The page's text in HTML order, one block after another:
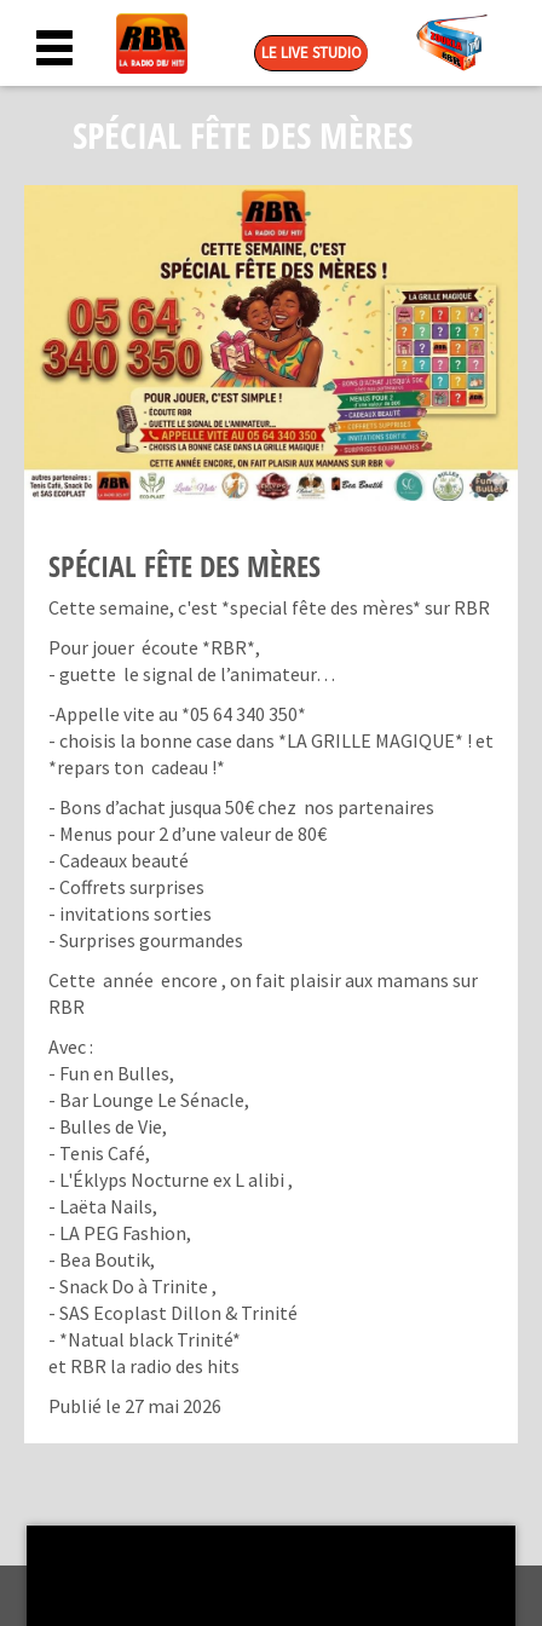
LE LIVE STUDIO
SPÉCIAL FÊTE DES MÈRES
SPÉCIAL FÊTE DES MÈRES
Cette semaine, c'est *special fête des mères* sur RBR
Pour jouer écoute *RBR*,
- guette le signal de l’animateur…
-Appelle vite au *05 64 340 350*
- choisis la bonne case dans *LA GRILLE MAGIQUE* ! et
*repars ton cadeau !*
- Bons d’achat jusqua 50€ chez nos partenaires
- Menus pour 2 d’une valeur de 80€
- Cadeaux beauté
- Coffrets surprises
- invitations sorties
- Surprises gourmandes
Cette année encore , on fait plaisir aux mamans sur
RBR
Avec :
- Fun en Bulles,
- Bar Lounge Le Sénacle,
- Bulles de Vie,
- Tenis Café,
- L'Éklyps Nocturne ex L alibi ,
- Laëta Nails,
- LA PEG Fashion,
- Bea Boutik,
- Snack Do à Trinite ,
- SAS Ecoplast Dillon & Trinité
- *Natual black Trinité*
et RBR la radio des hits
Publié le 27 mai 2026